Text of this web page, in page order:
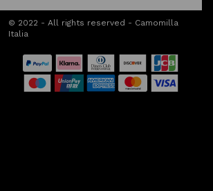
© 2022 - All rights reserved - Camomilla
Italia